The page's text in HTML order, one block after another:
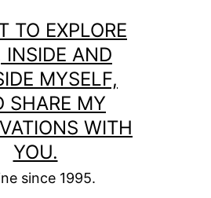
TO EXPLORE
INSIDE AND
MYSELF,
SHARE MY
WITH
YOU.
since 1995.